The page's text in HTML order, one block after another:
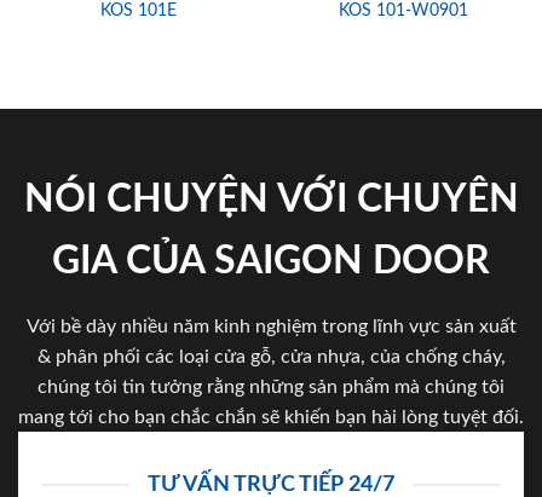
KOS 101E
KOS 101-W0901
NÓI CHUYỆN VỚI CHUYÊN
GIA CỦA SAIGON DOOR
Với bề dày nhiều năm kinh nghiệm trong lĩnh vực sản xuất
& phân phối các loại cửa gỗ, cửa nhựa, của chống cháy,
chúng tôi tin tưởng rằng những sản phẩm mà chúng tôi
mang tới cho bạn chắc chắn sẽ khiến bạn hài lòng tuyệt đối.
TƯ VẤN TRỰC TIẾP 24/7